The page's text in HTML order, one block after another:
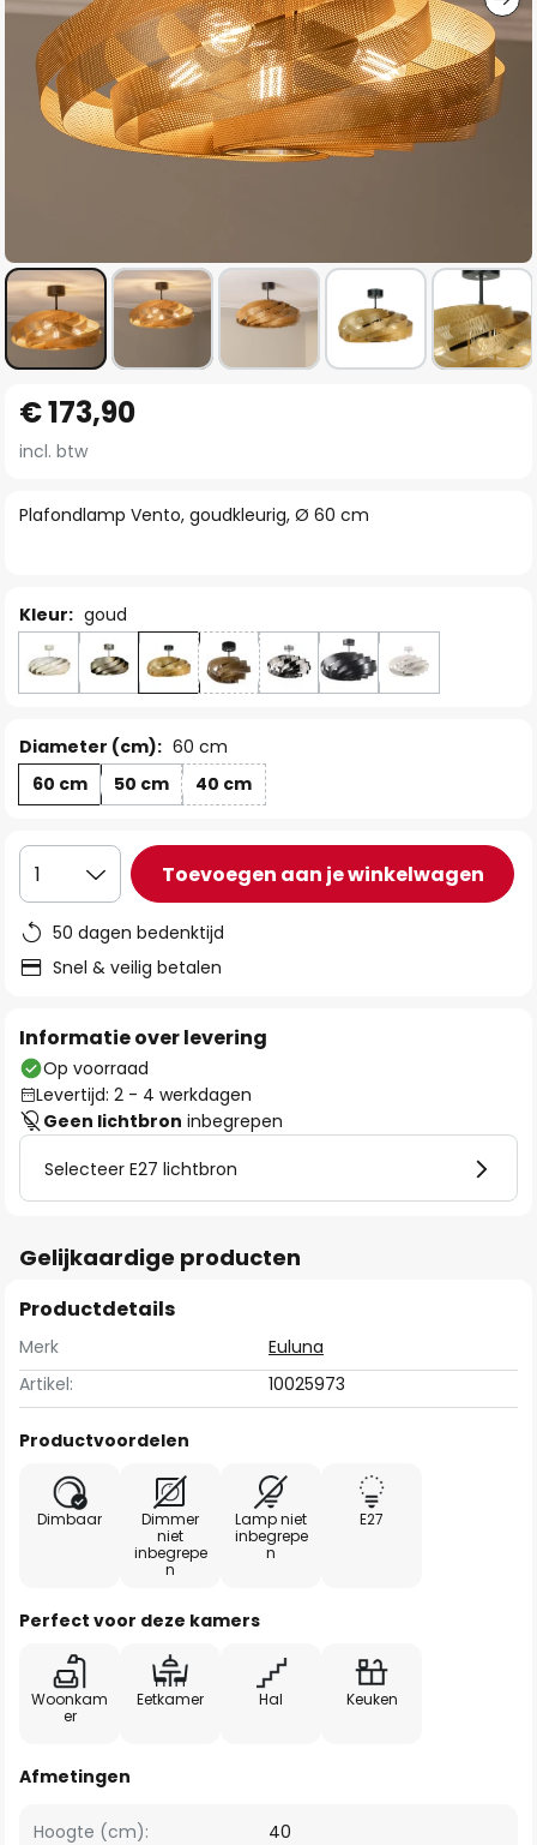
naar
het
van
Plafondlamp Vento, goudkleurig, Ø 60 cm
€ 173,90
incl. btw
Kleur: goud
Diameter (cm): 60 cm
60 cm
50 cm 40 cm
1 Toevoegen aan je winkelwagen
50 dagen bedenktijd
Snel & veilig betalen
Informatie over levering
Op voorraad
Levertijd: 2 - 4 werkdagen
Geen lichtbron inbegrepen
Selecteer E27 lichtbron
Gelijkaardige producten
Productdetails
Merk
Euluna
Artikel:
10025973
Productvoordelen
Dimbaar
Dimmer
niet
inbegrepe
n
Lamp niet
inbegrepe
n
E27
Perfect voor deze kamers
Woonkam
er
Eetkamer Hal Keuken
Afmetingen
Hoogte (cm):
40